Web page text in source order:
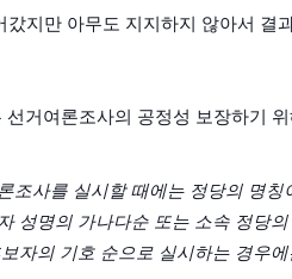
갔지만 아무도 지지하지 않아서 결
거여론조사의 공정성 보장하기
조사를 실시할 때에는 정당의 명
성명의 가나다순 또는 소속 정당
자의 기호 순으로 실시하는 경우